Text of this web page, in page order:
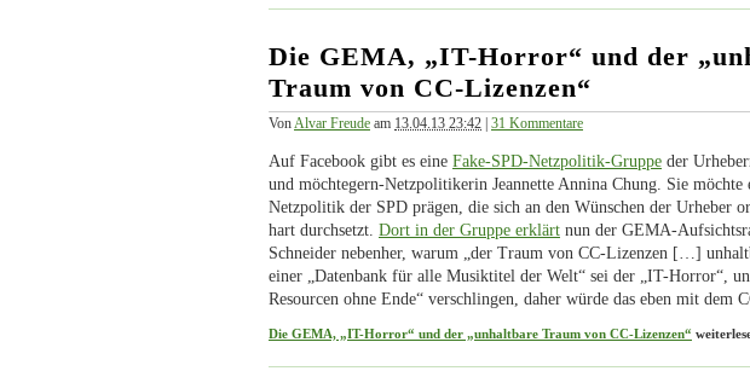
Die GEMA, „IT-Horror“ und der
Traum von CC-Lizenzen“
VonAlvar Freude am 13.04.13 23:42 | 31 Kommentare
Auf Facebook gibt es eine Fake-SPD-Netzpolitik-Gruppe der
und möchtegern-Netzpolitikerin Jeannette Annina Chung. Sie möchte
Netzpolitik der SPD prägen, die sich an den Wünschen der Urheber
hart durchsetzt. Dort in der Gruppe erklärt nun der GEMA-
Schneider nebenher, warum „ der Traum von CC-Lizenzen […]
einer „ Datenbank für alle Musiktitel der Welt“ sei der „ IT-Horror“,
Resourcen ohne Ende“ verschlingen, daher würde das eben mit dem
Die GEMA, „IT-Horror“ und der „unhaltbare Traum von CC-Lizenzen“